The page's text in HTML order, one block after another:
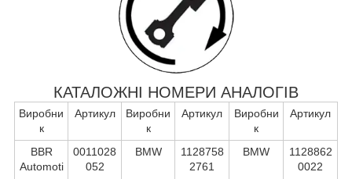
КАТАЛОЖНІ НОМЕРИ АНАЛОГІВ
Виробни
к
Артикул
Виробни
к
Артикул
Виробни
к
Артикул
BBR
Automoti
0011028
052
BMW
1128758
2761
BMW
1128862
0022